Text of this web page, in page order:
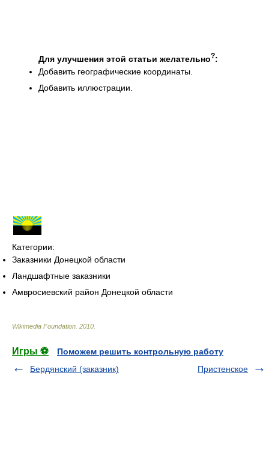
Для улучшения этой статьи желательно?:
Добавить географические координаты.
Добавить иллюстрации.
Категории:
Заказники Донецкой области
Ландшафтные заказники
Амвросиевский район Донецкой области
Wikimedia Foundation 2010
Игры ⚽
Поможем решить контрольную работу
Бердянский (заказник)
Пристенское